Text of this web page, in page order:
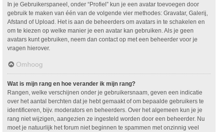
In je Gebruikerspaneel, onder “Profiel” kun je een avatar toevoegen door
gebruik te maken van één van de volgende vier methodes: Gravatar, Galerij,
Afstand of Upload. Het is aan de beheerders om avatars in te schakelen en
om te kiezen op welke manier je een avatar kan gebruiken. Als je geen
avatars kunt gebruiken, neem dan contact op met een beheerder voor je
vragen hierover.
Omhoog
Wat is mijn rang en hoe verander ik mijn rang?
Rangen, welke verschijnen onder je gebruikersnaam, geven een indicatie
over het aantal berchten dat je hebt gemaakt of om bepaalde gebruikers te
identificeren, bijv. moderators en beheerders. Over het algemeen kun je je
rang niet wijzigen, aangezien ze ingesteld worden door een beheerder. Nu
moet je natuurlijk het forum niet beginnen te spammen met onzinnig veel